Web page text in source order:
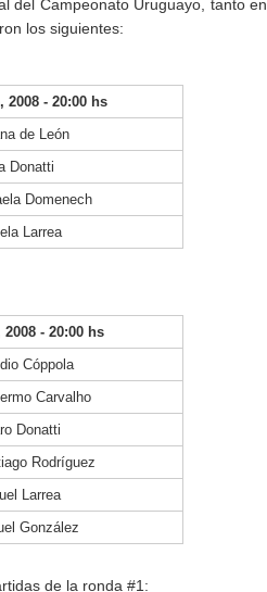
del Campeonato Uruguayo, tanto en
los siguientes:
2008 - 20:00 hs
de León
Donatti
Domenech
Larrea
- 20:00 hs
Cóppola
Carvalho
Donatti
Rodríguez
Larrea
González
de la ronda #1: